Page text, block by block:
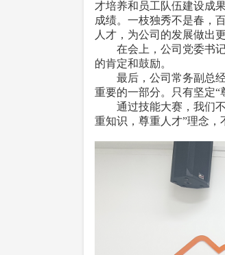
才培养和员工队伍建设成
成绩。一枝独秀不是春，
人才，为公司的发展做出
在会上，公司党委书记
的肯定和鼓励。
最后，公司常务副总经
重要的一部分。只有坚定“
通过技能大赛，我们不
重知识，尊重人才”理念，